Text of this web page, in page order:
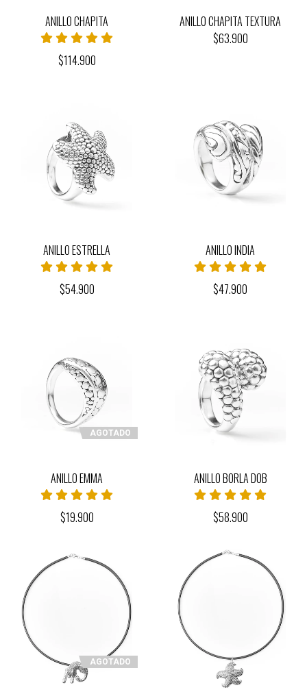
ANILLO CHAPITA
$114.900
ANILLO CHAPITA TEXTURA
$63.900
ANILLO ESTRELLA
$54.900
ANILLO INDIA
$47.900
AGOTADO
ANILLO EMMA
$19.900
ANILLO BORLA DOB
$58.900
AGOTADO